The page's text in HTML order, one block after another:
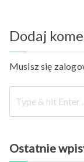
Dodaj
Musisz się
Ostatnie